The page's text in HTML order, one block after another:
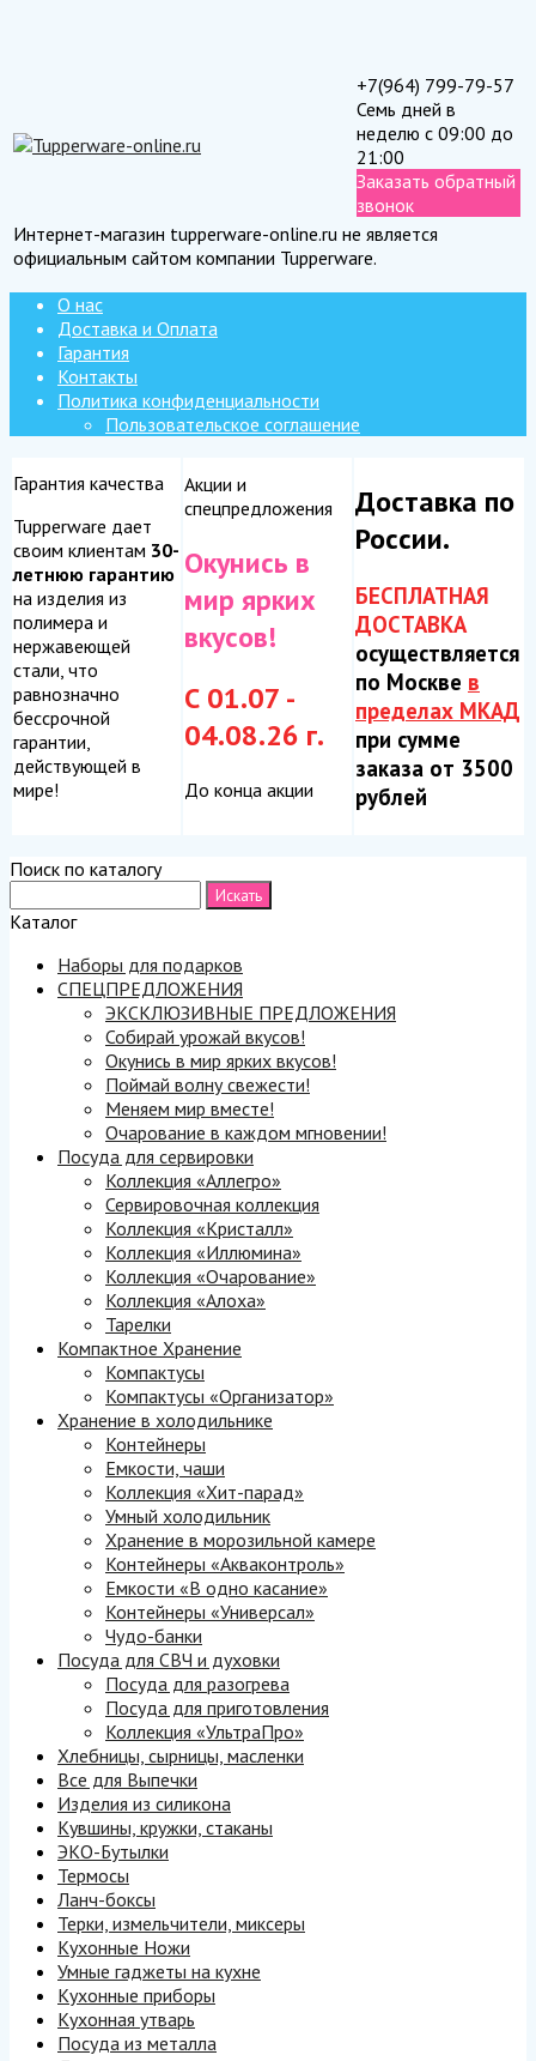
+7(964) 799-79-57
Семь дней в
неделю с 09:00 до
21:00
Заказать обратный
звонок
Интернет-магазин tupperware-online.ru не является
официальным сайтом компании Tupperware.
О нас
Доставка и Оплата
Гарантия
Контакты
Политика конфиденциальности
Пользовательское соглашение
Гарантия качества
Tupperware дает
своим клиентам 30-
летнюю гарантию
на изделия из
полимера и
нержавеющей
стали, что
равнозначно
бессрочной
гарантии,
действующей в
мире!
Акции и
спецпредложения
Окунись в
мир ярких
вкусов!
С 01.07 -
04.08.26 г.
До конца акции
Доставка по
России.
БЕСПЛАТНАЯ
ДОСТАВКА
осуществляется
по Москве в
пределах МКАД
при сумме
заказа от 3500
рублей
Поиск по каталогу
Каталог
Наборы для подарков
СПЕЦПРЕДЛОЖЕНИЯ
ЭКСКЛЮЗИВНЫЕ ПРЕДЛОЖЕНИЯ
Собирай урожай вкусов!
Окунись в мир ярких вкусов!
Поймай волну свежести!
Меняем мир вместе!
Очарование в каждом мгновении!
Посуда для сервировки
Коллекция «Аллегро»
Сервировочная коллекция
Коллекция «Кристалл»
Коллекция «Иллюмина»
Коллекция «Очарование»
Коллекция «Алоха»
Тарелки
Компактное Хранение
Компактусы
Компактусы «Организатор»
Хранение в холодильнике
Контейнеры
Емкости, чаши
Коллекция «Хит-парад»
Умный холодильник
Хранение в морозильной камере
Контейнеры «Акваконтроль»
Емкости «В одно касание»
Контейнеры «Универсал»
Чудо-банки
Посуда для СВЧ и духовки
Посуда для разогрева
Посуда для приготовления
Коллекция «УльтраПро»
Хлебницы, сырницы, масленки
Все для Выпечки
Изделия из силикона
Кувшины, кружки, стаканы
ЭКО-Бутылки
Термосы
Ланч-боксы
Терки, измельчители, миксеры
Кухонные Ножи
Умные гаджеты на кухне
Кухонные приборы
Кухонная утварь
Посуда из металла